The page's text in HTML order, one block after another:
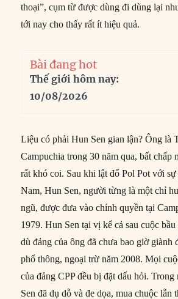
thoại”, cụm từ được dùng đi dùng lại
tới nay cho thấy rất ít hiệu quả.
Bài đang hot
Thế giới hôm nay:
10/08/2026
Liệu có phải Hun Sen gian lận? Ông là
Campuchia trong 30 năm qua, bất chấp
rất khó coi. Sau khi lật đổ Pol Pot với
Nam, Hun Sen, người từng là một chỉ
ngũ, được đưa vào chính quyền tại
1979. Hun Sen tại vị kể cả sau cuộc
dù đảng của ông đã chưa bao giờ giành
phổ thông, ngoại trừ năm 2008. Mọi
của đảng CPP đều bị đặt dấu hỏi.
Sen đã dụ dỗ và đe dọa, mua chuộc lẫn